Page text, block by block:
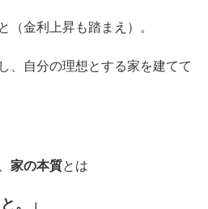
（金利上昇も踏まえ）。
、自分の理想とする家を建てて
家の本質とは
。」